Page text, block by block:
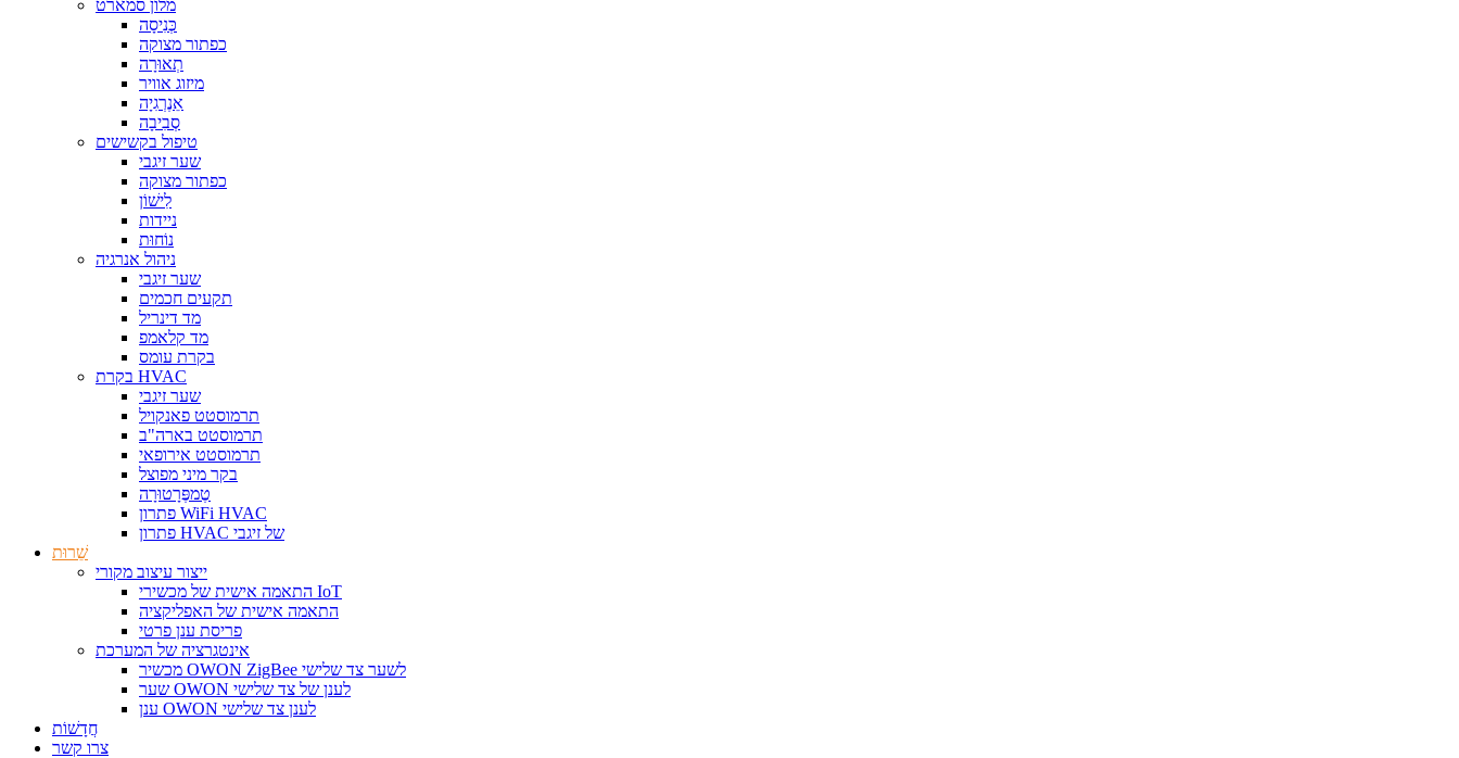
מלון סמארט
כְּנִיסָה
כפתור מצוקה
תְאוּרָה
מיזוג אוויר
אֵנֶרְגִיָה
סְבִיבָה
טיפול בקשישים
שער זיגבי
כפתור מצוקה
לִישׁוֹן
ניידות
נוֹחוּת
ניהול אנרגיה
שער זיגבי
תקעים חכמים
מד דינריל
מד קלאמפ
בקרת עומס
בקרת HVAC
שער זיגבי
תרמוסטט פאנקויל
תרמוסטט בארה"ב
תרמוסטט אירופאי
בקר מיני מפוצל
טֶמפֶּרָטוּרָה
פתרון WiFi HVAC
פתרון HVAC של זיגבי
שֵׁרוּת
ייצור עיצוב מקורי
התאמה אישית של מכשירי IoT
התאמה אישית של האפליקציה
פריסת ענן פרטי
אינטגרציה של המערכת
מכשיר OWON ZigBee לשער צד שלישי
שער OWON לענן של צד שלישי
ענן OWON לענן צד שלישי
חֲדָשׁוֹת
צרו קשר